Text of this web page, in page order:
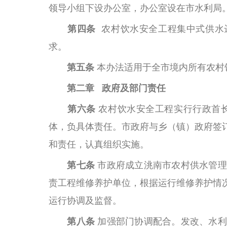
领导小组下设办公室，办公室设在市水利局
第四条
农村饮水安全工程集中式供
求。
第五条 本办法适用于全市境内所有农
第二章 政府及部门责任
第六条 农村饮水安全工程实行行政首
体，负具体责任。市政府与乡（镇）政府
和责任，认真组织实施。
第七条 市政府成立洮南市农村供水管
责工程维修养护单位，根据运行维修养护
运行协调及监督。
第八条 加强部门协调配合。发改、水